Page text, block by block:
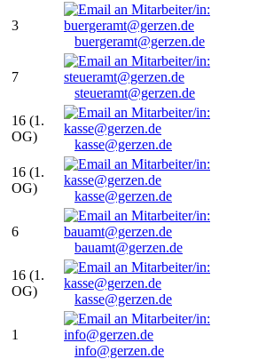
3
buergeramt@gerzen.de
7
steueramt@gerzen.de
16 (1.
OG)
kasse@gerzen.de
16 (1.
OG)
kasse@gerzen.de
6
bauamt@gerzen.de
16 (1.
OG)
kasse@gerzen.de
1
info@gerzen.de